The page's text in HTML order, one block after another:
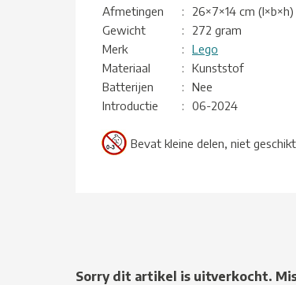
Afmetingen
:
26×7×14 cm (l×b×h)
Gewicht
:
272 gram
Merk
:
Lego
Materiaal
:
Kunststof
Batterijen
:
Nee
Introductie
: 06-2024
Bevat kleine delen, niet
Sorry dit artikel is uitverkocht.